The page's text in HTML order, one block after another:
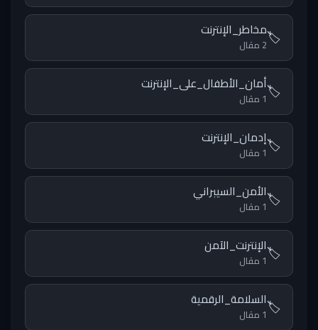
🏷️مخاطر_الإنترنت
2 مقال
🏷️أمان_الأطفال_على_الإنترنت
1 مقال
🏷️إدمان_الإنترنت
1 مقال
🏷️الأمن_السيبراني
1 مقال
🏷️الإنترنت_الآمن
1 مقال
🏷️السلامة_الرقمية
1 مقال